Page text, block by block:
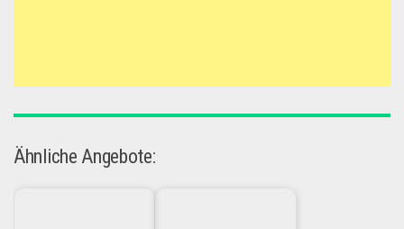
Ähnliche Angebote: